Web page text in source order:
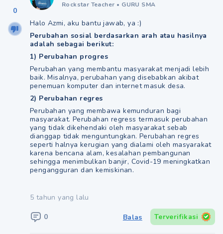
0
Rockstar Teacher • GURU SMA
Halo Azmi, aku bantu jawab, ya :)
Perubahan sosial berdasarkan arah atau hasilnya
adalah sebagai berikut:
1) Perubahan progres
Perubahan yang membantu masyarakat menjadi lebih
baik. Misalnya, perubahan yang disebabkan akibat
penemuan komputer dan internet masuk desa.
2) Perubahan regres
Perubahan yang membawa kemunduran bagi
masyarakat. Perubahan regress termasuk perubahan
yang tidak dikehendaki oleh masyarakat sebab
dianggap tidak menguntungkan. Perubahan regres
seperti halnya kerugian yang dialami oleh masyarakat
karena bencana alam, kesalahan pembangunan
sehingga menimbulkan banjir, Covid-19 meningkatkan
pengangguran dan kemiskinan.
5 tahun yang lalu
0 Balas Terverifikasi